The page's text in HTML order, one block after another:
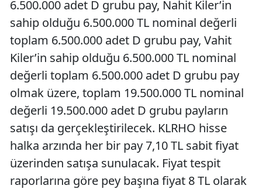
6.500.000 adet D grubu pay, Nahit Kiler’in
sahip olduğu 6.500.000 TL nominal değerli
toplam 6.500.000 adet D grubu pay, Vahit
Kiler’in sahip olduğu 6.500.000 TL nominal
değerli toplam 6.500.000 adet D grubu pay
olmak üzere, toplam 19.500.000 TL nominal
değerli 19.500.000 adet D grubu payların
satışı da gerçekleştirilecek. KLRHO hisse
halka arzında her bir pay 7,10 TL sabit fiyat
üzerinden satışa sunulacak. Fiyat tespit
raporlarına göre pey başına fiyat 8 TL olarak